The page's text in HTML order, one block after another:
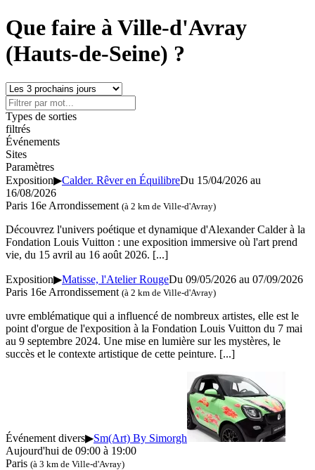
Que faire à Ville-d'Avray
(Hauts-de-Seine) ?
Types de sorties
filtrés
Événements
Sites
Paramètres
Exposition▶Calder. Rêver en ÉquilibreDu 15/04/2026 au
16/08/2026
Paris 16e Arrondissement (à 2 km de Ville-d'Avray)
Découvrez l'univers poétique et dynamique d'Alexander Calder à la
Fondation Louis Vuitton : une exposition immersive où l'art prend
vie, du 15 avril au 16 août 2026. [...]
Exposition▶Matisse, l'Atelier RougeDu 09/05/2026 au 07/09/2026
Paris 16e Arrondissement (à 2 km de Ville-d'Avray)
uvre emblématique qui a influencé de nombreux artistes, elle est le
point d'orgue de l'exposition à la Fondation Louis Vuitton du 7 mai
au 9 septembre 2024. Une mise en lumière sur les mystères, le
succès et le contexte artistique de cette peinture. [...]
Événement divers▶Sm(Art) By Simorgh
Aujourd'hui de 09:00 à 19:00
Paris (à 3 km de Ville-d'Avray)